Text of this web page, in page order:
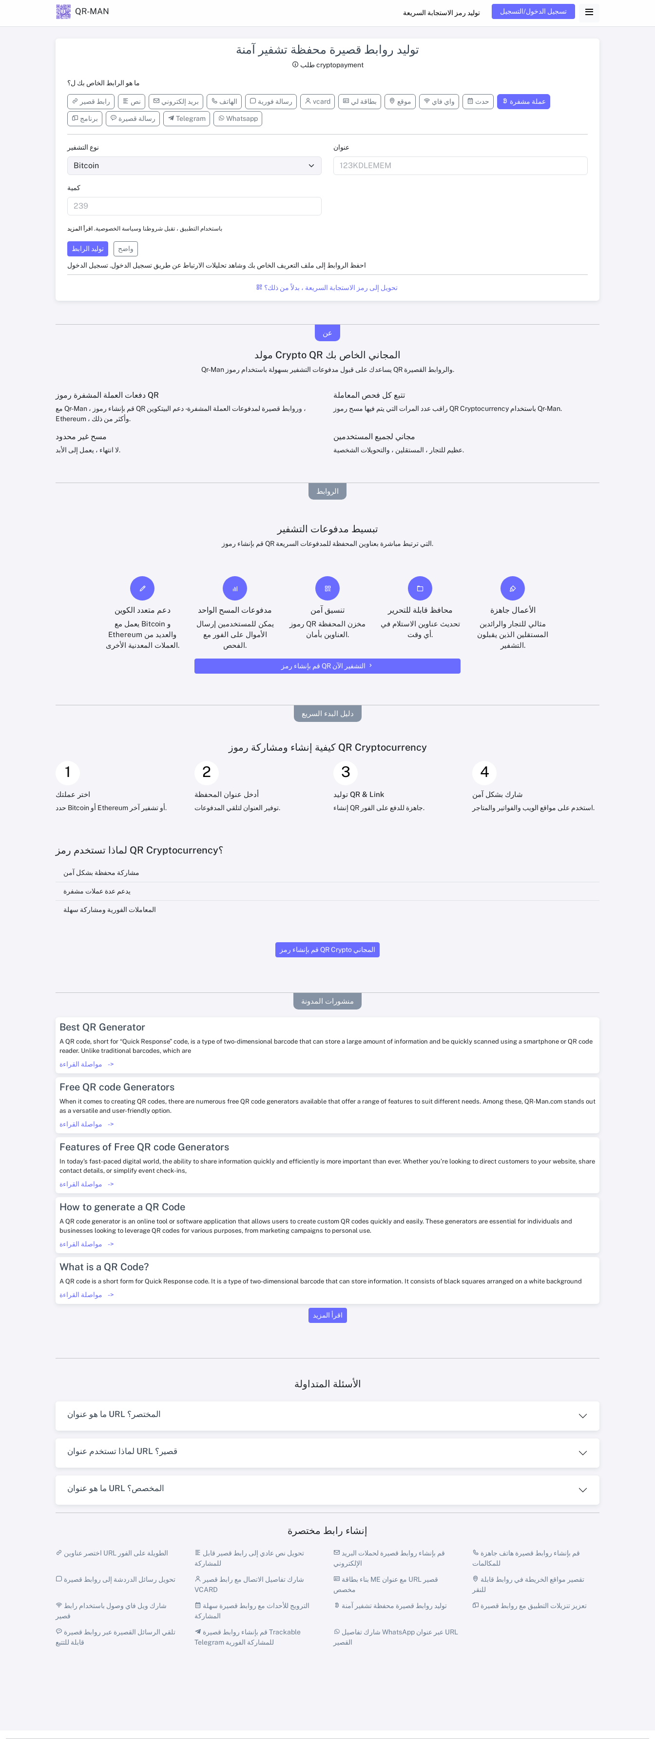
QR-MAN توليد رمز الاستجابة السريعة تسجيل الدخول/التسجيل
توليد روابط قصيرة محفظة تشفير آمنة
طلب cryptopayment
ما هو الرابط الخاص بك ل؟
رابط قصير نص بريد إلكتروني الهاتف رسالة فورية vcard بطاقة لي موقع واي فاي حدث عملة مشفرة
برنامج رسالة قصيرة Telegram Whatsapp
نوع التشفير عنوان
كمية
باستخدام التطبيق ، تقبل شروطنا وسياسة الخصوصية. اقرأ المزيد
توليد الرابط واضح
احفظ الروابط إلى ملف التعريف الخاص بك وشاهد تحليلات الارتباط عن طريق تسجيل الدخول.تسجيل الدخول
تحويل إلى رمز الاستجابة السريعة ، بدلاً من ذلك؟
عن
مولد Crypto QR المجاني الخاص بك
Qr-Man يساعدك على قبول مدفوعات التشفير بسهولة باستخدام رموز QR والروابط القصيرة.
دفعات العملة المشفرة رموز QR
مع Qr-Man ، قم بإنشاء رموز QR وروابط قصيرة لمدفوعات العملة المشفرة - دعم البيتكوين ،
Ethereum ، وأكثر من ذلك.
تتبع كل فحص المعاملة
راقب عدد المرات التي يتم فيها مسح رموز QR Cryptocurrency باستخدام Qr-Man.
مسح غير محدود
لا انتهاء ، يعمل إلى الأبد.
مجاني لجميع المستخدمين
عظيم للتجار ، المستقلين ، والتحويلات الشخصية.
الروابط
تبسيط مدفوعات التشفير
قم بإنشاء رموز QR التي ترتبط مباشرة بعناوين المحفظة للمدفوعات السريعة.
دعم متعدد الكوين
يعمل مع Bitcoin و
Ethereum والعديد من
العملات المعدنية الأخرى.
مدفوعات المسح الواحد
يمكن للمستخدمين إرسال
الأموال على الفور مع
الفحص.
تنسيق آمن
رموز QR مخزن المحفظة
العناوين بأمان.
محافظ قابلة للتحرير
تحديث عناوين الاستلام في
أي وقت.
الأعمال جاهزة
مثالي للتجار والرائدين
المستقلين الذين يقبلون
التشفير.
دليل البدء السريع
كيفية إنشاء ومشاركة رموز QR Cryptocurrency
1
اختر عملتك
حدد Bitcoin أو Ethereum أو تشفير آخر.
2
أدخل عنوان المحفظة
توفير العنوان لتلقي المدفوعات.
3
توليد QR & Link
إنشاء QR جاهزة للدفع على الفور.
4
شارك بشكل آمن
استخدم على مواقع الويب والفواتير والمتاجر.
لماذا تستخدم رمز QR Cryptocurrency؟
مشاركة محفظة بشكل آمن
يدعم عدة عملات مشفرة
المعاملات الفورية ومشاركة سهلة
قم بإنشاء رمز QR Crypto المجاني
منشورات المدونة
Best QR Generator
A QR code, short for “Quick Response” code, is a type of two-dimensional barcode that can store a large amount of information and be quickly scanned using a smartphone or QR code
reader. Unlike traditional barcodes, which are
->
Free QR code Generators
When it comes to creating QR codes, there are numerous free QR code generators available that offer a range of features to suit different needs. Among these, QR-Man.com stands out
as a versatile and user-friendly option.
->
Features of Free QR code Generators
In today’s fast-paced digital world, the ability to share information quickly and efficiently is more important than ever. Whether you’re looking to direct customers to your website, share
contact details, or simplify event check-ins,
->
How to generate a QR Code
A QR code generator is an online tool or software application that allows users to create custom QR codes quickly and easily. These generators are essential for individuals and
businesses looking to leverage QR codes for various purposes, from marketing campaigns to personal use.
->
What is a QR Code?
A QR code is a short form for Quick Response code. It is a type of two-dimensional barcode that can store information. It consists of black squares arranged on a white background
->
اقرأ المزيد
الأسئلة المتداولة
ما هو عنوان URL المختصر؟
لماذا تستخدم عنوان URL قصير؟
ما هو عنوان URL المخصص؟
إنشاء رابط مختصرة
اختصر عناوين URL الطويلة على الفور
للمشاركة
الإلكتروني
للمكالمات
تحويل رسائل الدردشة إلى روابط قصيرة
VCARD
مخصص
للنقر
قصير
المشاركة
توليد روابط قصيرة محفظة تشفير آمنة تعزيز تنزيلات التطبيق مع روابط قصيرة
قابلة للتتبع
Telegram للمشاركة الفورية
القصير